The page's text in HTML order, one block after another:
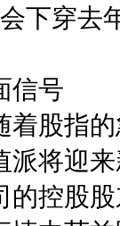
下穿去
信号
着股指
将迎
的控股